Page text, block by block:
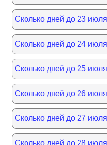
Сколько дней до 23 июля
Сколько дней до 24 июля
Сколько дней до 25 июля
Сколько дней до 26 июля
Сколько дней до 27 июля
Сколько дней до 28 июля